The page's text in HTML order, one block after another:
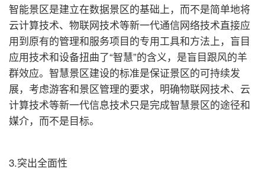
智能景区是建立在数据景区的基础上，而不是简单地将
云计算技术、物联网技术等新一代通信网络技术直接应
用到原有的管理和服务项目的专用工具和方法上，盲目
应用技术和设备扭曲了“智慧”的含义，是盲目跟风的羊
群效应。智慧景区建设的标准是保证景区的可持续发
展，考虑游客和景区管理的要求，明确物联网技术、云
计算技术等新一代信息技术只是完成智慧景区的途径和
媒介，而不是目标。
3.突出全面性